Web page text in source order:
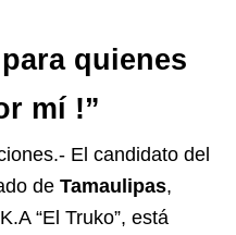
quienes
mí !”
El candidato del
de Tamaulipas,
“El Truko”, está